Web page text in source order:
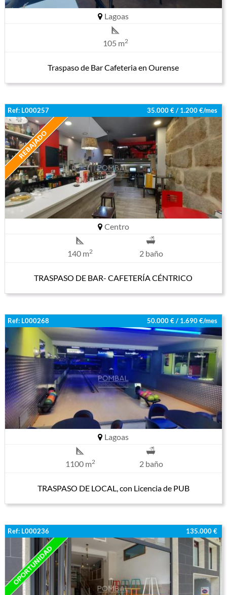
Lagoas
105 m2
Traspaso de Bar Cafeteria en Ourense
Ref: L000257 35.000 € / 1.200 €/mes
Centro
140 m2 2 baño
TRASPASO DE BAR- CAFETERÍA CÉNTRICO
Ref: L000268 50.000 € / 1.690 €/mes
Lagoas
1100 m2 2 baño
TRASPASO DE LOCAL, con Licencia de PUB
Ref: L000236 135.000 €